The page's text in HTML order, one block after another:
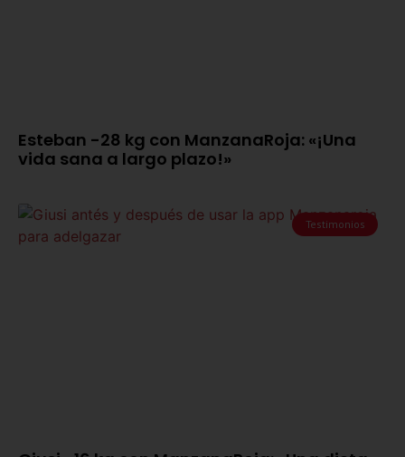
Esteban -28 kg con ManzanaRoja: «¡Una
vida sana a largo plazo!»
Testimonios